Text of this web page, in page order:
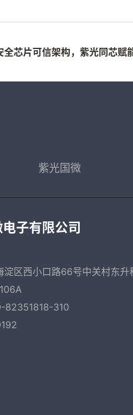
全芯片可信架构，紫光同芯赋
紫光国微
子有限公司
淀区西小口路66号中关村东升
82351818-310